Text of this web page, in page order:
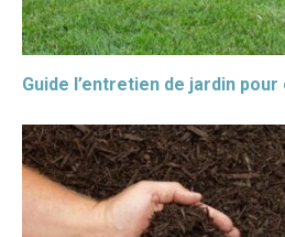
Guide l’entretien de jardin